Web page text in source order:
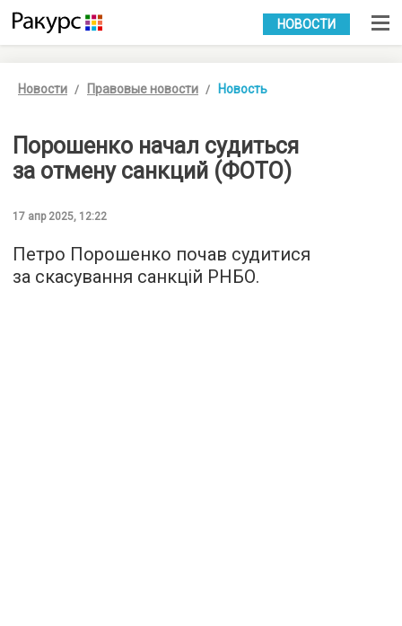
УКР РУС
НОВОСТИ
Новости Правовые новости Новость
Порошенко начал судиться
за отмену санкций (ФОТО)
17 апр 2025, 12:22
Петро Порошенко почав судитися
за скасування санкцій РНБО.